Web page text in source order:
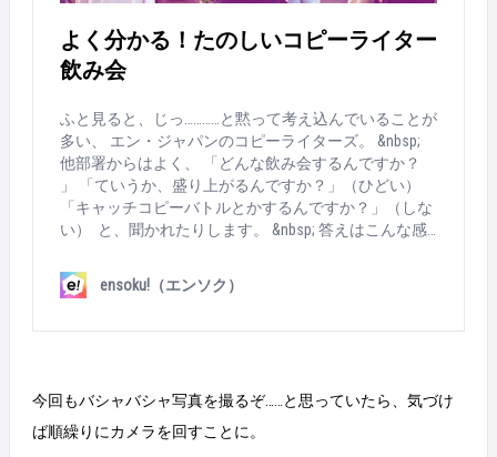
よく分かる！たのしいコピーライター
飲み会
ふと見ると、じっ…………と黙って考え込んでいることが
多い、 エン・ジャパンのコピーライターズ。 &nbsp;
他部署からはよく、 「どんな飲み会するんですか？
」 「ていうか、盛り上がるんですか？」（ひどい）
「キャッチコピーバトルとかするんですか？」（しな
い） と、聞かれたりします。 &nbsp; 答えはこんな感
期おつかれさま飲み会” の様子をお届けします。 &nbs
p; －－－－－－－－－－－－－－－－－－－－－－－
ビス飲み比べセット！！（みんなで頼んだら店内の飲
み比べセット用グラスが尽きました） 最初に “かつお
ensoku!（エンソク）
今回もバシャバシャ写真を撮るぞ……と思っていたら、気づけ
ば順繰りにカメラを回すことに。